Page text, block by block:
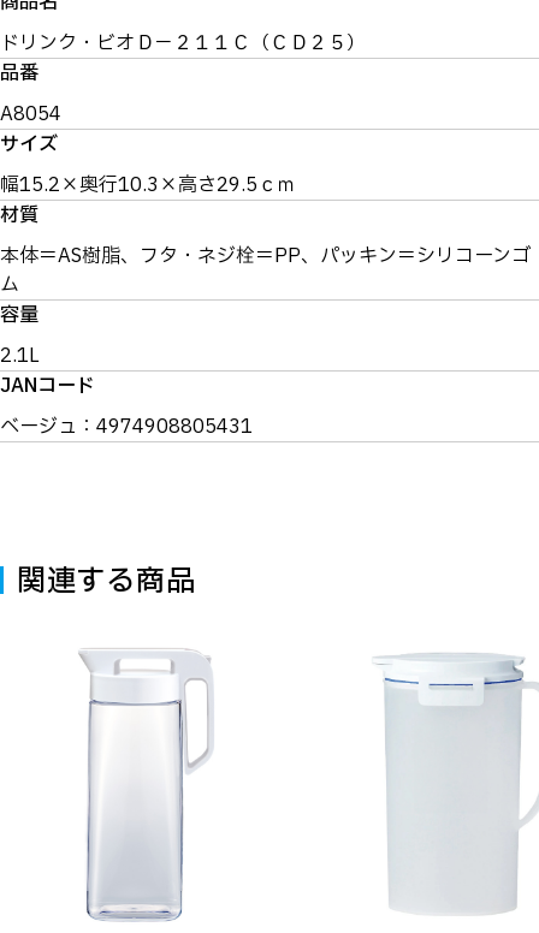
ドリンク・ビオＤ－２１１Ｃ（ＣＤ２５）
品番
A8054
サイズ
幅15.2×奥行10.3×高さ29.5ｃｍ
材質
本体＝AS樹脂、フタ・ネジ栓＝PP、パッキン＝シリコーンゴ
ム
容量
2.1L
JANコード
ベージュ：4974908805431
関連する商品